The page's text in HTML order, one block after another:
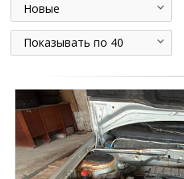
Новые
Показывать по 40